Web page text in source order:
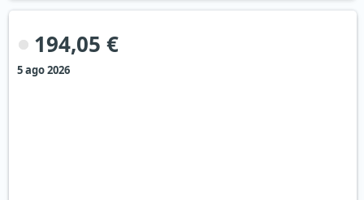
194,05 €
5 ago 2026